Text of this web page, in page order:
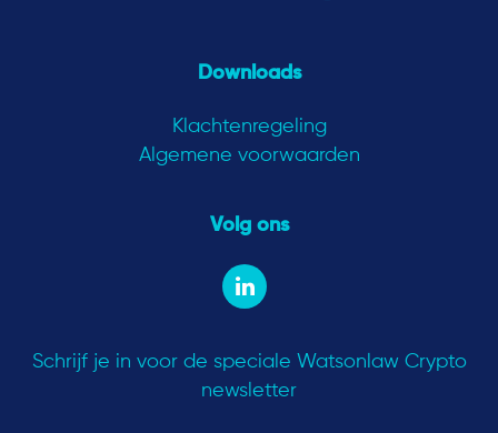
Downloads
Klachtenregeling
Algemene voorwaarden
Volg ons
Schrijf je in voor de speciale Watsonlaw Crypto
newsletter